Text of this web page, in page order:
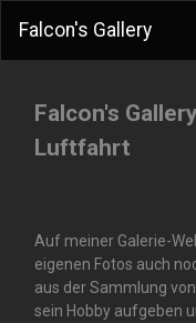
Falcon's Gallery
Falcon's
Luftfahrt
Auf meiner Galerie-
eigenen Fotos auch
aus der Sammlung
sein Hobby aufgeben